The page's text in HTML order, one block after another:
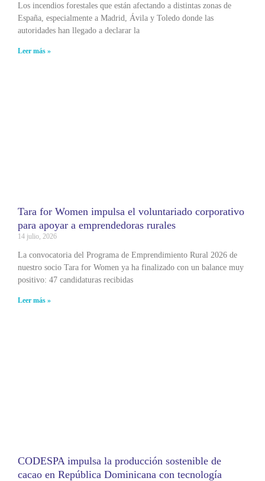
Los incendios forestales que están afectando a distintas zonas de
España, especialmente a Madrid, Ávila y Toledo donde las
autoridades han llegado a declarar la
Leer más »
Tara for Women impulsa el voluntariado corporativo
para apoyar a emprendedoras rurales
14 julio, 2026
La convocatoria del Programa de Emprendimiento Rural 2026 de
nuestro socio Tara for Women ya ha finalizado con un balance muy
positivo: 47 candidaturas recibidas
Leer más »
CODESPA impulsa la producción sostenible de
cacao en República Dominicana con tecnología